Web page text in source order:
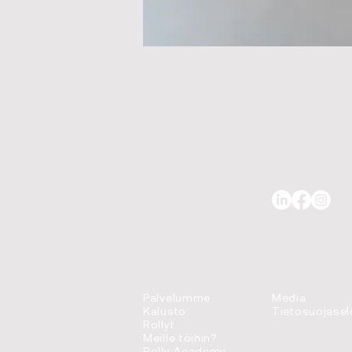
Palvelumme
Kalusto
Rollyt
Meille töihin?
Media